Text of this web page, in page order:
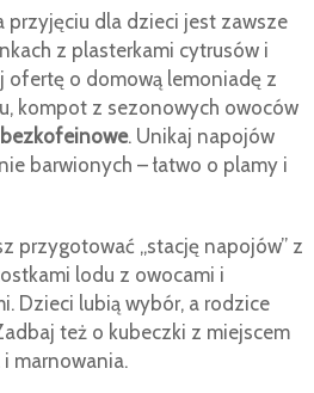
przyjęciu dla dzieci jest zawsze
z plasterkami cytrusów i
ofertę o domową lemoniadę z
kompot z sezonowych owoców
. Unikaj napojów
barwionych – łatwo o plamy i
przygotować „stację napojów” z
lodu z owocami i
Dzieci lubią wybór, a rodzice
też o kubeczki z miejscem
marnowania.